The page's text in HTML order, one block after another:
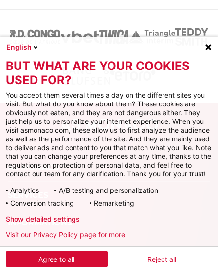
AS MONACO
SERVICES
INFORMATIONS
Download the official app
English
BUT WHAT ARE YOUR COOKIES
USED FOR?
You accept them several times a day on the different sites you
visit. But what do you know about them? These cookies are
obviously not eaten, and they are not dangerous either. They
just help us to personalize your internet experience. When you
visit asmonaco.com, these allow us to first analyze the audience
as well as the performance of the site. And they are mainly used
to deliver ads and content to you that match what you like. Note
that you can change your preferences at any time, thanks to the
regulations on protection of personal data, and feel free to
contact our team for any clarification. Thank you for your trust!
Analytics
A/B testing and personalization
Conversion tracking
Remarketing
Agree to all Reject all
Show detailed settings
Visit our Privacy Policy page for more